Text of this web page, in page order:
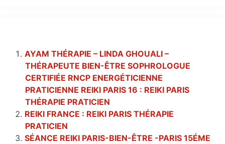
AYAM THÉRAPIE – LINDA GHOUALI –
THÉRAPEUTE BIEN-ÊTRE SOPHROLOGUE
CERTIFIÉE RNCP ENERGÉTICIENNE
PRATICIENNE REIKI PARIS 16 : REIKI PARIS
THÉRAPIE PRATICIEN
REIKI FRANCE : REIKI PARIS THÉRAPIE
PRATICIEN
SÉANCE REIKI PARIS-BIEN-ÊTRE -PARIS 15ÉME